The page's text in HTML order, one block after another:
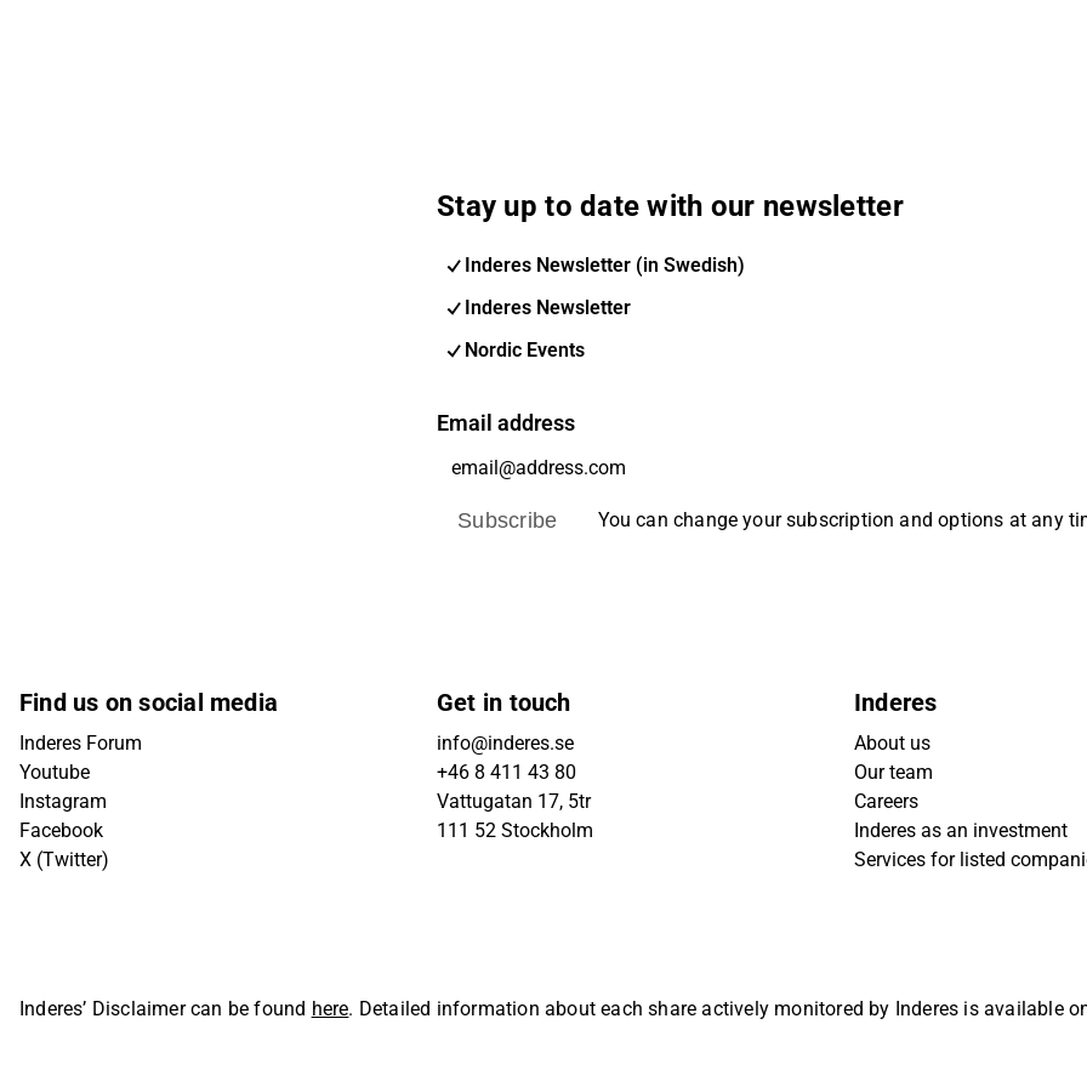
Stay up to date with our newsletter
Inderes Newsletter (in Swedish)
Inderes Newsletter
Nordic Events
Email address
Subscribe You can change your subscription and options at any
Find us on social media
Inderes Forum
Youtube
Instagram
Facebook
X (Twitter)
Get in touch
info@inderes.se
+46 8 411 43 80
Vattugatan 17, 5tr
111 52 Stockholm
Inderes
About us
Our team
Careers
Inderes as an investment
Services for listed
Inderes’ Disclaimer can be found here. Detailed information about each share actively monitored by Inderes is available